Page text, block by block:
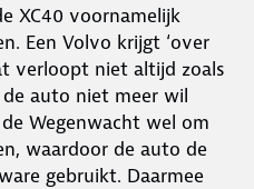
XC40 voornamelijk
Een Volvo krijgt ‘over
verloopt niet altijd zoals
auto niet meer wil
Wegenwacht wel om
waardoor de auto de
gebruikt. Daarmee